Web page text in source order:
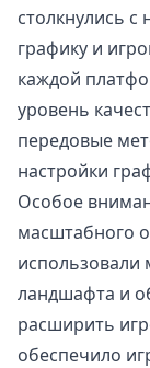
столкнулись
графику и
каждой
уровень
передовые
настройки
Особое
масштабного
использовали
ландшафта и
расширить
обеспечило